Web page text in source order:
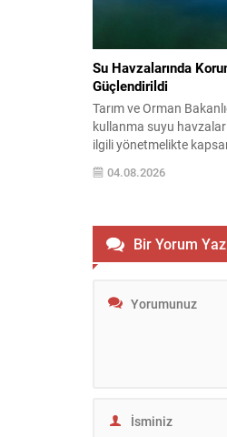
Su Havzalarında
Güçlendirildi
Tarım ve Orman
kullanma suyu
ilgili yönetmelikte
yaptı. Yeni düzenleme,
zarar verebilecek
Havzalarda ortaya
ve yayılı kirlilik
için ilgili kurumlar gerekli
04.08.2026
Bir Yorum